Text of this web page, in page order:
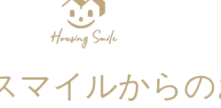
マイルから